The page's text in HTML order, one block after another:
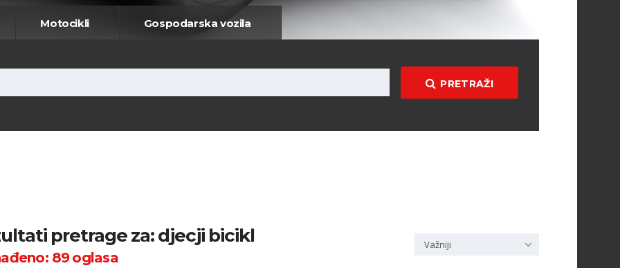
Motocikli Gospodarska vozila
PRETRAŽI
pretrage za: djecji bicikl
89oglasa
Važniji